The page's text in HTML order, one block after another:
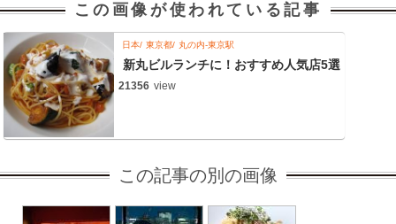
この画像が使われている記事
日本 東京都 丸の内-東京駅
新丸ビルランチに！おすすめ人気店5選
21356 view
この記事の別の画像